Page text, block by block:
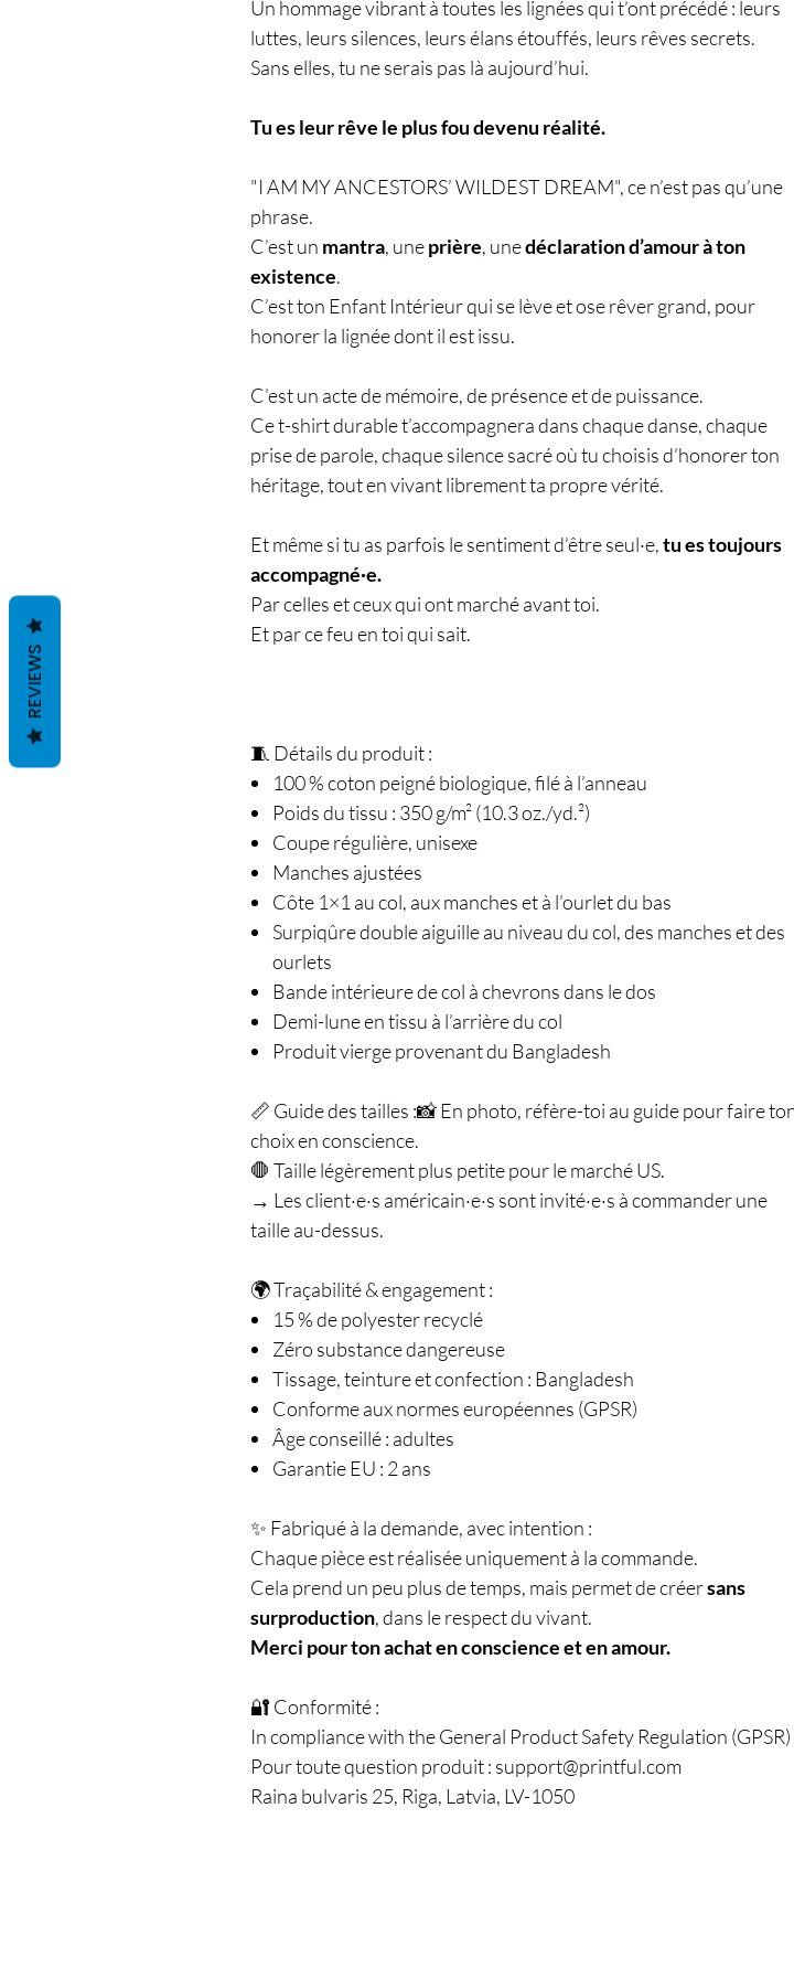
Un hommage vibrant à toutes les lignées qui t’ont précédé : leurs
luttes, leurs silences, leurs élans étouffés, leurs rêves secrets.
Sans elles, tu ne serais pas là aujourd’hui.
Tu es leur rêve le plus fou devenu réalité.
"I AM MY ANCESTORS’ WILDEST DREAM", ce n’est pas qu’une
phrase.
C’est un mantra, uneprière, unedéclaration d’amour à ton
existence.
C’est ton Enfant Intérieur qui se lève et ose rêver grand, pour
honorer la lignée dont il est issu.
C’est un acte de mémoire, de présence et de puissance.
Ce t-shirt durable t’accompagnera dans chaque danse, chaque
prise de parole, chaque silence sacré où tu choisis d’honorer ton
héritage, tout en vivant librement ta propre vérité.
Et même si tu as parfois le sentiment d’être seul·e,tu es toujours
accompagné·e.
Par celles et ceux qui ont marché avant toi.
Et par ce feu en toi qui sait.
🧵 Détails du produit :
100 % coton peigné biologique, filé à l’anneau
Poids du tissu : 350 g/m² (10.3 oz./yd.²)
Coupe régulière, unisexe
Manches ajustées
Côte 1×1 au col, aux manches et à l’ourlet du bas
Surpiqûre double aiguille au niveau du col, des manches et des
ourlets
Bande intérieure de col à chevrons dans le dos
Demi-lune en tissu à l’arrière du col
Produit vierge provenant du Bangladesh
📏 Guide des tailles :📸 En photo, réfère-toi au guide pour faire
choix en conscience.
🛑 Taille légèrement plus petite pour le marché US.
→ Les client·e·s américain·e·s sont invité·e·s à commander une
taille au-dessus.
🌍 Traçabilité & engagement :
15 % de polyester recyclé
Zéro substance dangereuse
Tissage, teinture et confection : Bangladesh
Conforme aux normes européennes (GPSR)
Âge conseillé : adultes
Garantie EU : 2 ans
✨ Fabriqué à la demande, avec intention :
Chaque pièce est réalisée uniquement à la commande.
Cela prend un peu plus de temps, mais permet de créersans
surproduction, dans le respect du vivant.
Merci pour ton achat en conscience et en amour.
🔐 Conformité :
In compliance with the General Product Safety Regulation (GPSR)
Pour toute question produit : support@printful.com
Raina bulvaris 25, Riga, Latvia, LV-1050
REVIEWS